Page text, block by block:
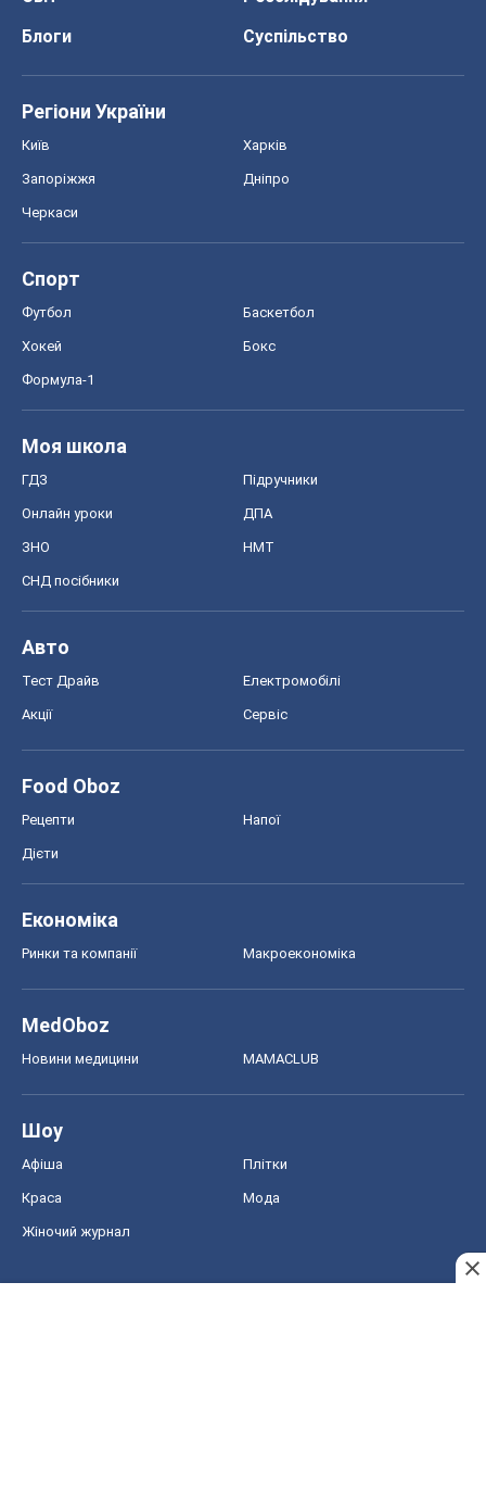
Блоги
Суспільство
Регіони України
Київ Харків
Запоріжжя Дніпро
Черкаси
Спорт
Футбол Баскетбол
Хокей Бокс
Формула-1
Моя школа
ГДЗ Підручники
Онлайн уроки ДПА
ЗНО НМТ
СНД посібники
Авто
Тест Драйв Електромобілі
Акції Сервіс
Food Oboz
Рецепти Напої
Дієти
Економіка
Ринки та компанії Макроекономіка
MedOboz
Новини медицини MAMACLUB
Шоу
Афіша Плітки
Краса Мода
Жіночий журнал